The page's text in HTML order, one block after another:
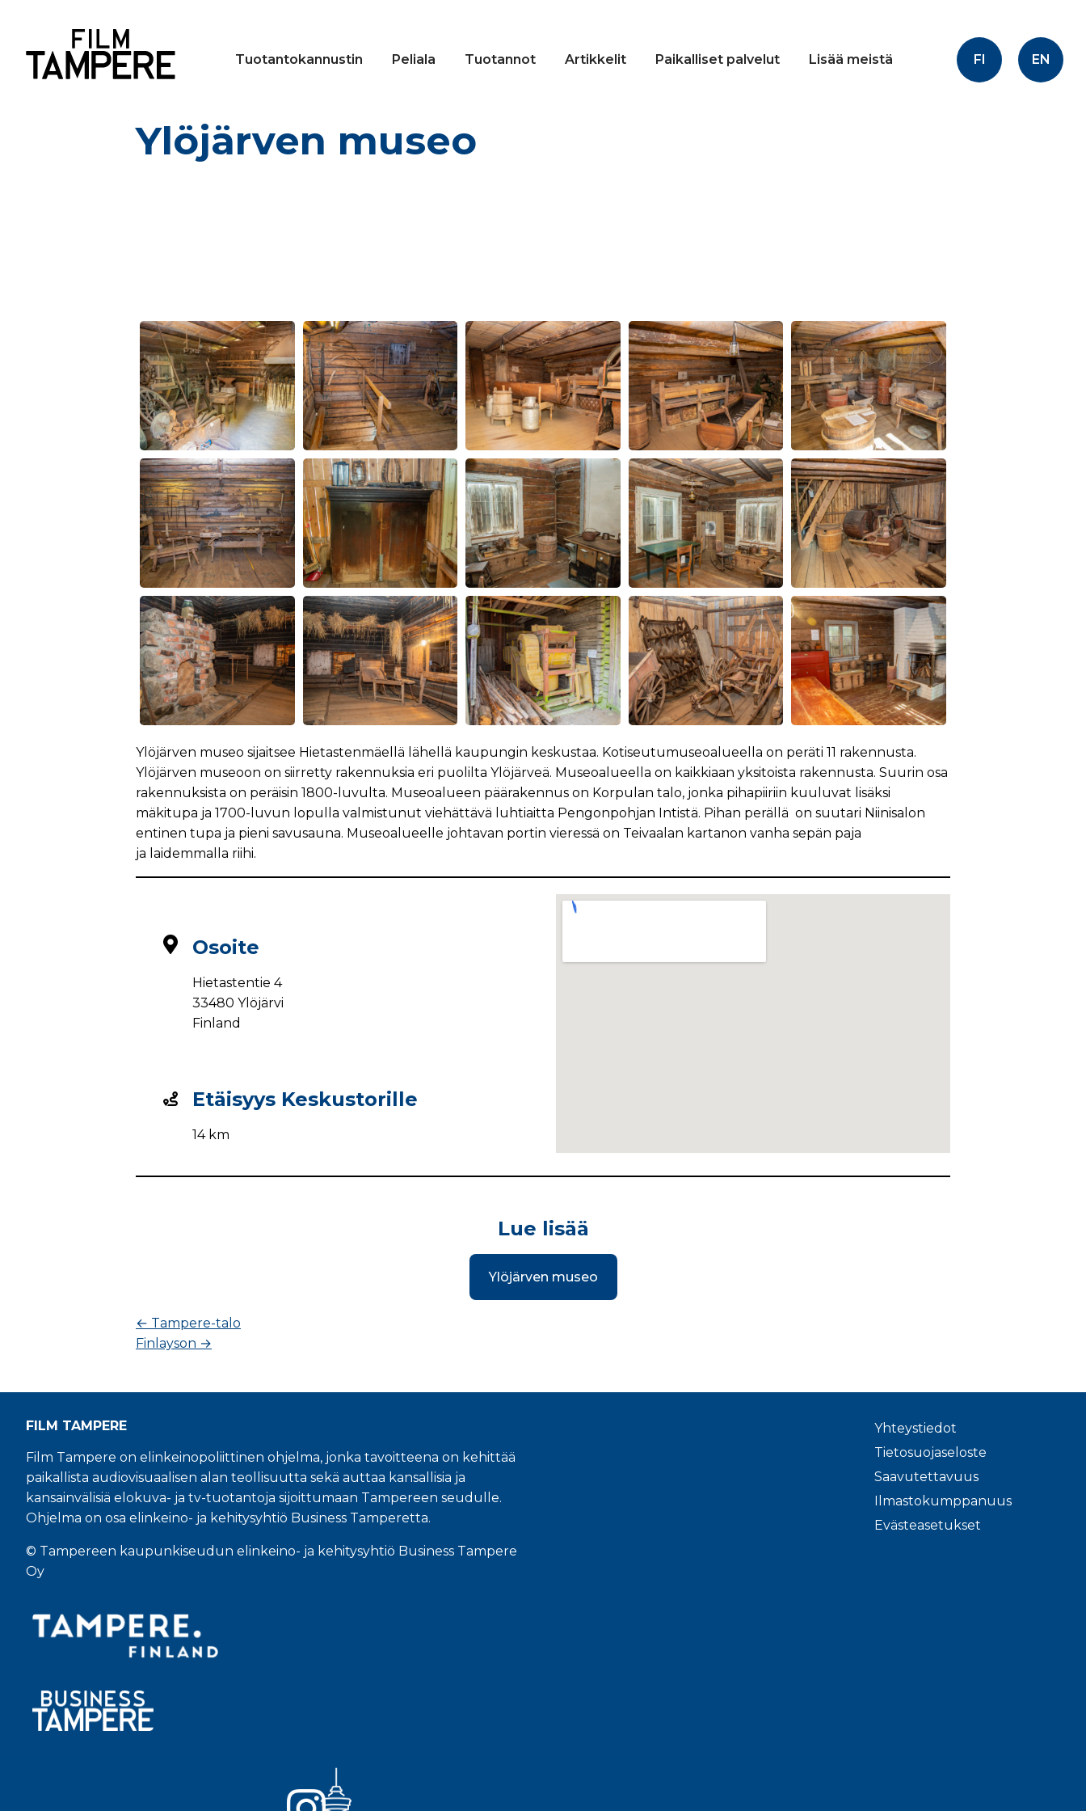
Tuotantokannustin Peliala Tuotannot Artikkelit Paikalliset palvelut Lisää meistä FI EN
Ylöjärven museo
Ylöjärven museo sijaitsee Hietastenmäellä lähellä kaupungin keskustaa. Kotiseutumuseoalueella on peräti 11 rakennusta.
Ylöjärven museoon on siirretty rakennuksia eri puolilta Ylöjärveä. Museoalueella on kaikkiaan yksitoista rakennusta. Suurin osa
rakennuksista on peräisin 1800-luvulta. Museoalueen päärakennus on Korpulan talo, jonka pihapiiriin kuuluvat lisäksi
mäkitupa ja 1700-luvun lopulla valmistunut viehättävä luhtiaitta Pengonpohjan Intistä. Pihan perällä on suutari Niinisalon
entinen tupa ja pieni savusauna. Museoalueelle johtavan portin vieressä on Teivaalan kartanon vanha sepän paja
ja laidemmalla riihi.
Osoite
Hietastentie 4
33480 Ylöjärvi
Finland
Etäisyys Keskustorille
14 km
Lue lisää
Ylöjärven museo
← Tampere-talo
Finlayson →
FILM TAMPERE
Film Tampere on elinkeinopoliittinen ohjelma, jonka tavoitteena on kehittää
paikallista audiovisuaalisen alan teollisuutta sekä auttaa kansallisia ja
kansainvälisiä elokuva- ja tv-tuotantoja sijoittumaan Tampereen seudulle.
Ohjelma on osa elinkeino- ja kehitysyhtiö Business Tamperetta.
© Tampereen kaupunkiseudun elinkeino- ja kehitysyhtiö Business Tampere
Oy
Yhteystiedot
Tietosuojaseloste
Saavutettavuus
Ilmastokumppanuus
Evästeasetukset